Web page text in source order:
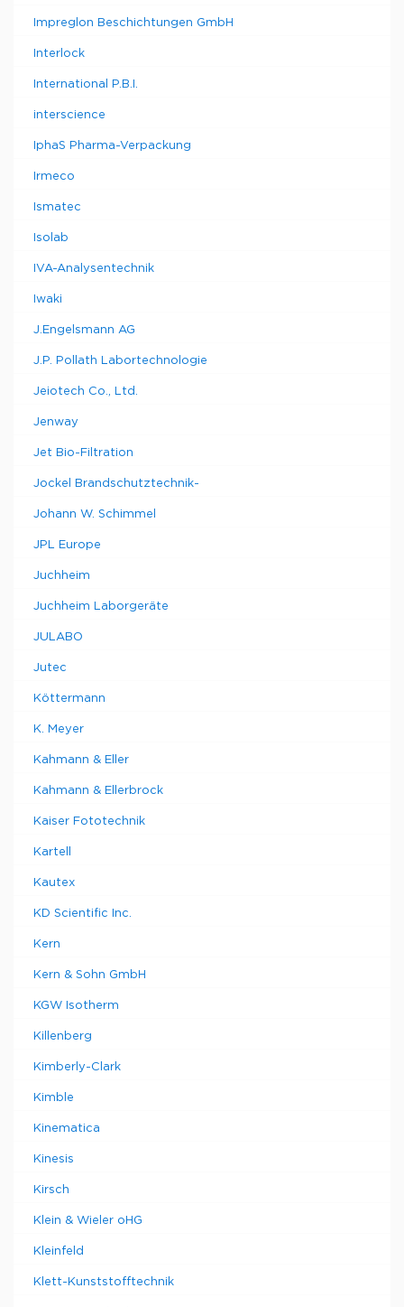
Impreglon Beschichtungen GmbH
Interlock
International P.B.I.
interscience
IphaS Pharma-Verpackung
Irmeco
Ismatec
Isolab
IVA-Analysentechnik
Iwaki
J.Engelsmann AG
J.P. Pollath Labortechnologie
Jeiotech Co., Ltd.
Jenway
Jet Bio-Filtration
Jockel Brandschutztechnik-
Johann W. Schimmel
JPL Europe
Juchheim
Juchheim Laborgeräte
JULABO
Jutec
Köttermann
K. Meyer
Kahmann & Eller
Kahmann & Ellerbrock
Kaiser Fototechnik
Kartell
Kautex
KD Scientific Inc.
Kern
Kern & Sohn GmbH
KGW Isotherm
Killenberg
Kimberly-Clark
Kimble
Kinematica
Kinesis
Kirsch
Klein & Wieler oHG
Kleinfeld
Klett-Kunststofftechnik